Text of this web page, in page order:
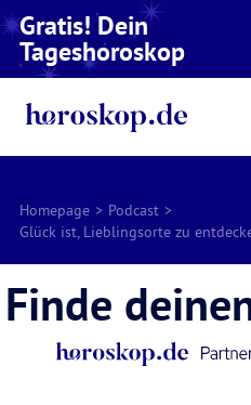
Gratis! Dein
Tageshoroskop
Homepage > Podcast >
Glück ist, Lieblingsorte zu
Finde